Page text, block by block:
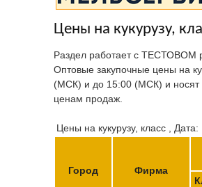
Цены на кукурузу,
Раздел работает с ТЕСТОВОМ
Оптовые закупочные цены на
(МСК) и до 15:00 (МСК) и носят
ценам продаж.
Цены на кукурузу, класс ,
Город Фирма